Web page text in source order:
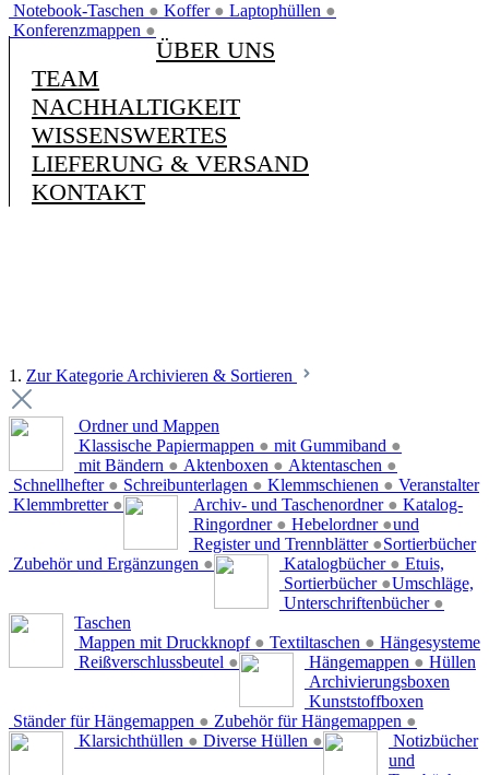
Notebook-Taschen ● Koffer ● Laptophüllen ●
Konferenzmappen ●
ÜBER UNS
TEAM
NACHHALTIGKEIT
WISSENSWERTES
LIEFERUNG & VERSAND
KONTAKT
1. Zur Kategorie Archivieren & Sortieren
Ordner und Mappen
Klassische Papiermappen ● mit Gummiband ●
mit Bändern ● Aktenboxen ● Aktentaschen ●
Schnellhefter ● Schreibunterlagen ● Klemmschienen ●
Klemmbretter ●
Veranstalter
Archiv- und Taschenordner ●
Ringordner ● Hebelordner ●
Register und Trennblätter ●
Zubehör und Ergänzungen ●
Katalog-
und
Sortierbücher
Katalogbücher ●
Sortierbücher ●
Unterschriftenbücher ●
Etuis,
Umschläge,
Taschen
Mappen mit Druckknopf ● Textiltaschen ●
Reißverschlussbeutel ●
Hängesysteme
Hängemappen ●
Ständer für Hängemappen ● Zubehör für Hängemappen ●
Hüllen
Klarsichthüllen ● Diverse Hüllen ●
Archivierungsboxen
Kunststoffboxen
Notizbücher
und